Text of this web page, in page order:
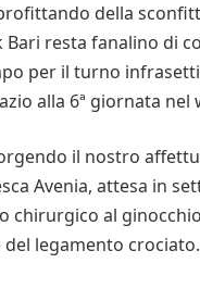
della
Bari resta fanalino di
per il turno
alla 6ª giornata nel
il nostro
Avenia, attesa in
chirurgico al
legamento crociato.